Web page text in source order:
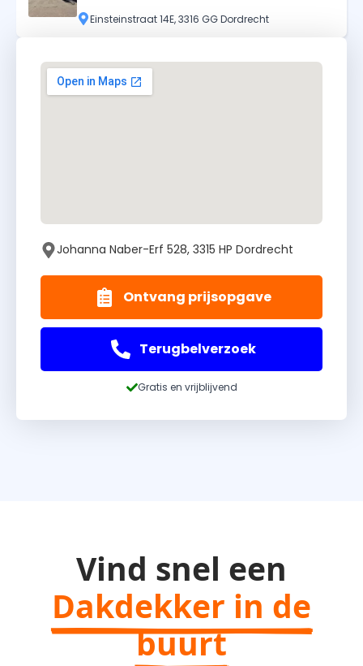
Einsteinstraat 14E, 3316 GG Dordrecht
Johanna Naber-Erf 528, 3315 HP Dordrecht
Ontvang prijsopgave
Terugbelverzoek
Gratis en vrijblijvend
Vind snel een
Dakdekker in de
buurt